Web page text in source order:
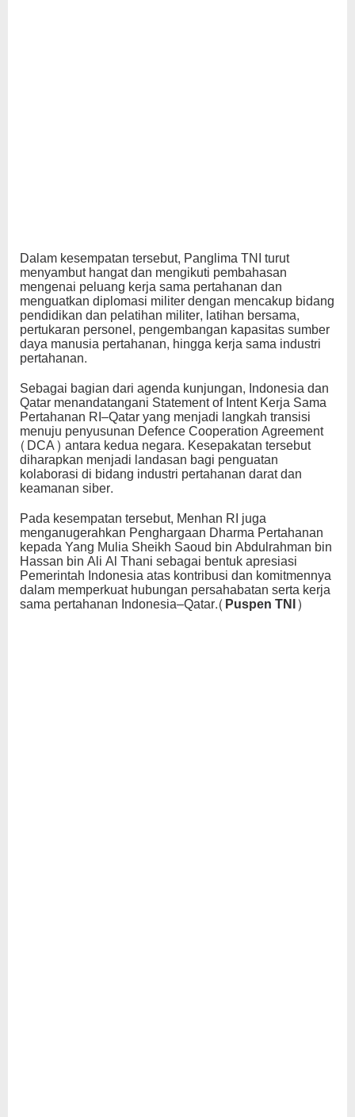
Dalam kesempatan tersebut, Panglima TNI turut
menyambut hangat dan mengikuti pembahasan
mengenai peluang kerja sama pertahanan dan
menguatkan diplomasi militer dengan mencakup bidang
pendidikan dan pelatihan militer, latihan bersama,
pertukaran personel, pengembangan kapasitas sumber
daya manusia pertahanan, hingga kerja sama industri
pertahanan.
Sebagai bagian dari agenda kunjungan, Indonesia dan
Qatar menandatangani Statement of Intent Kerja Sama
Pertahanan RI–Qatar yang menjadi langkah transisi
menuju penyusunan Defence Cooperation Agreement
(DCA) antara kedua negara. Kesepakatan tersebut
diharapkan menjadi landasan bagi penguatan
kolaborasi di bidang industri pertahanan darat dan
keamanan siber.
Pada kesempatan tersebut, Menhan RI juga
menganugerahkan Penghargaan Dharma Pertahanan
kepada Yang Mulia Sheikh Saoud bin Abdulrahman bin
Hassan bin Ali Al Thani sebagai bentuk apresiasi
Pemerintah Indonesia atas kontribusi dan komitmennya
dalam memperkuat hubungan persahabatan serta kerja
sama pertahanan Indonesia–Qatar.(Puspen TNI)